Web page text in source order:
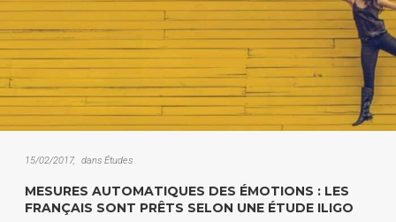
15/02/2017 dans Études
MESURES AUTOMATIQUES DES ÉMOTIONS : LES
FRANÇAIS SONT PRÊTS SELON UNE ÉTUDE ILIGO